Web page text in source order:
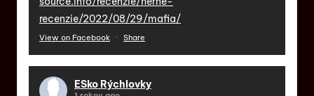
recenzie/2022/08/29/mafia/
View on Facebook · Share
ESko Rýchlovky